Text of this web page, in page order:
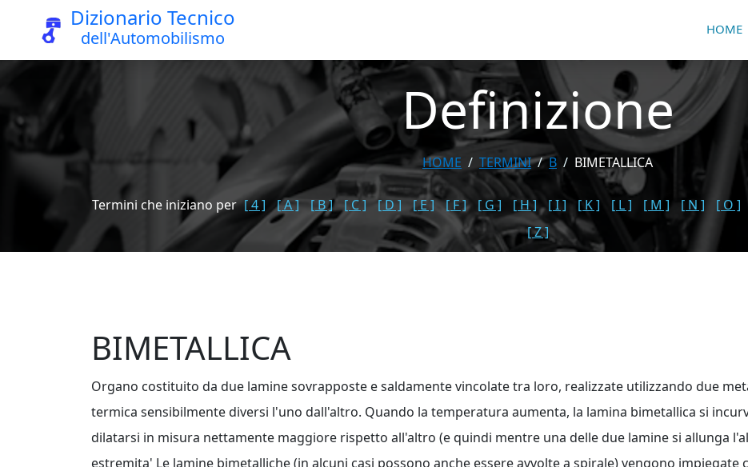
Dizionario Tecnico
dell'Automobilismo HOME
Definizione
HOME TERMINI B BIMETALLICA
Termini che iniziano per [ 4 ] [ A ] [ B ] [ C ] [ D ] [ E ] [ F ] [ G ] [ H ] [ I ] [ K ] [ L ] [ M ] [ N ] [ O ]
[ Z ]
BIMETALLICA
Organo costituito da due lamine sovrapposte e saldamente vincolate tra loro, realizzate utilizzando due
termica sensibilmente diversi l'uno dall'altro. Quando la temperatura aumenta, la lamina bimetallica si
dilatarsi in misura nettamente maggiore rispetto all'altro (e quindi mentre una delle due lamine si allunga
estremita' Le lamine bimetalliche (in alcuni casi possono anche essere avvolte a spirale) vengono